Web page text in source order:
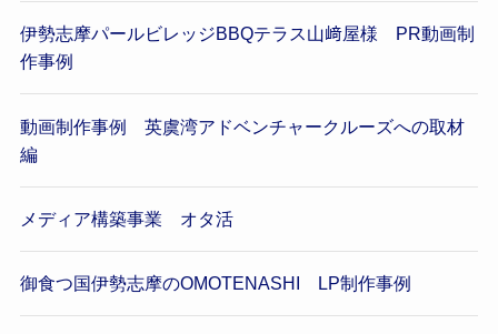
伊勢志摩パールビレッジBBQテラス山﨑屋様 PR動画制
作事例
動画制作事例 英虞湾アドベンチャークルーズへの取材
編
メディア構築事業 オタ活
御食つ国伊勢志摩のOMOTENASHI LP制作事例